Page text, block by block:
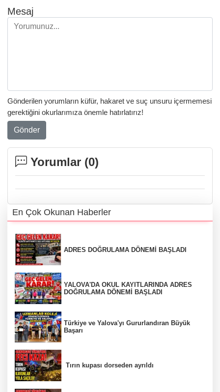
Mesaj
Gönderilen yorumların küfür, hakaret ve suç unsuru içermemesi
gerektiğini okurlarımıza önemle hatırlatırız!
Gönder
Yorumlar (0)
En Çok Okunan Haberler
ADRES DOĞRULAMA DÖNEMİ BAŞLADI
YALOVA'DA OKUL KAYITLARINDA ADRES
DOĞRULAMA DÖNEMİ BAŞLADI
Türkiye ve Yalova'yı Gururlandıran Büyük
Başarı
Tırın kupası dorseden ayrıldı